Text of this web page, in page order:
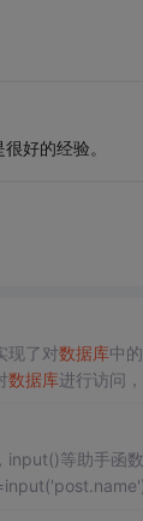
好的经验。
现了对数据库中
数据库进行访问
input()等助手函